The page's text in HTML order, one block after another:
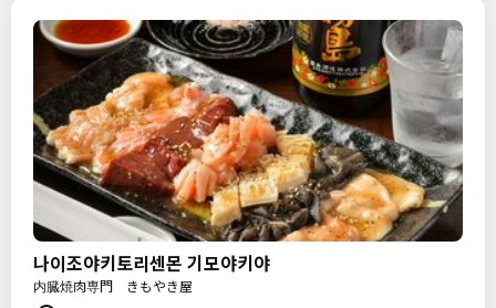
나이조야키토리센몬 기모야키야
内臓焼肉専門 きもやき屋